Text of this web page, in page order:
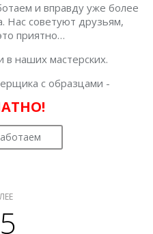
и вправду уже более
Нас советуют друзьям,
приятно…
в наших мастерских.
с образцами -